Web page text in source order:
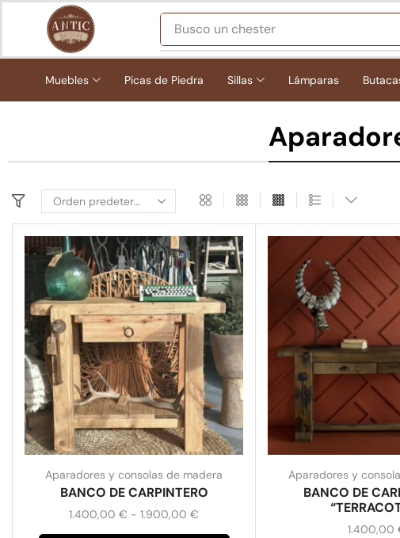
Busco una pica de piedra
Muebles Picas de Piedra Sillas Lámparas
Aparadores y consolas de madera
BANCO DE CARPINTERO
1.400,00€ - 1.900,00€
Aparadores y
BANCO DE
1.400,00